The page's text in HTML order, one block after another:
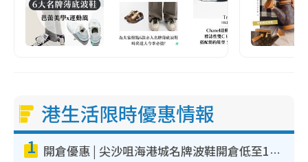
港生活限時優惠情報
1 開倉優惠 | 尖沙咀海港城名牌波鞋開倉低至1折！On鞋$899起／Joy&Peace鞋履$98起